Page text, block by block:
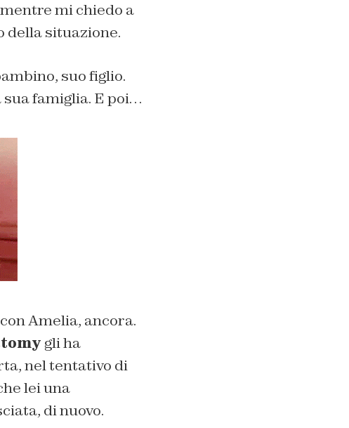
mi chiedo a
della situazione.
suo figlio.
sua famiglia. E poi…
Amelia, ancora.
gli ha
nel tentativo di
lei una
di nuovo.